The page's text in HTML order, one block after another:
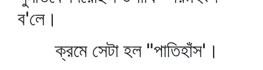
ব'লে।
ক্রমে সেটা হল "পাতিহাঁস'।